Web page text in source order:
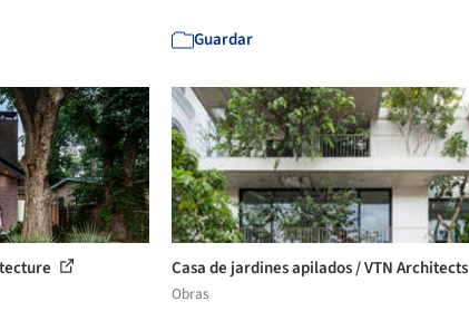
Guardar
Casa de jardines apilados / VTN Architects
Obras